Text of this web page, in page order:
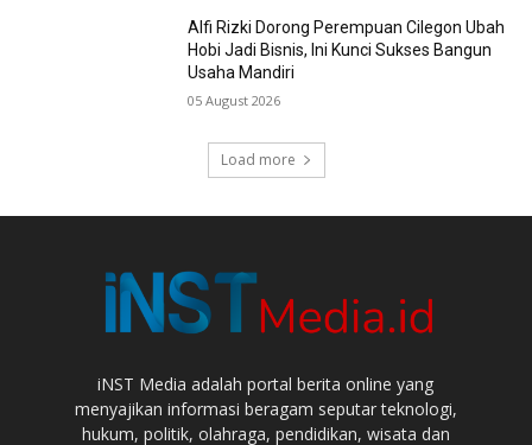
Alfi Rizki Dorong Perempuan Cilegon Ubah
Hobi Jadi Bisnis, Ini Kunci Sukses Bangun
Usaha Mandiri
05 August 2026
Load more
iNST Media adalah portal berita online yang
menyajikan informasi beragam seputar teknologi,
hukum, politik, olahraga, pendidikan, wisata dan